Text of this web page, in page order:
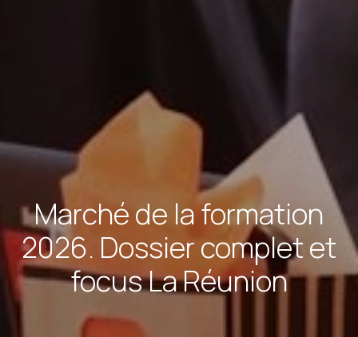
Marché de la formation
2026. Dossier complet et
focus La Réunion